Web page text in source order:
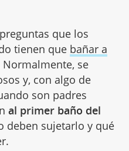
que los
tienen que bañar a
se
y, con algo de
son padres
al primer baño del
deben sujetarlo y qué